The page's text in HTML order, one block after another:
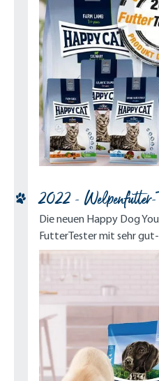
2022 - Welpenfutter-
Die neuen Happy Dog
FutterTester mit sehr